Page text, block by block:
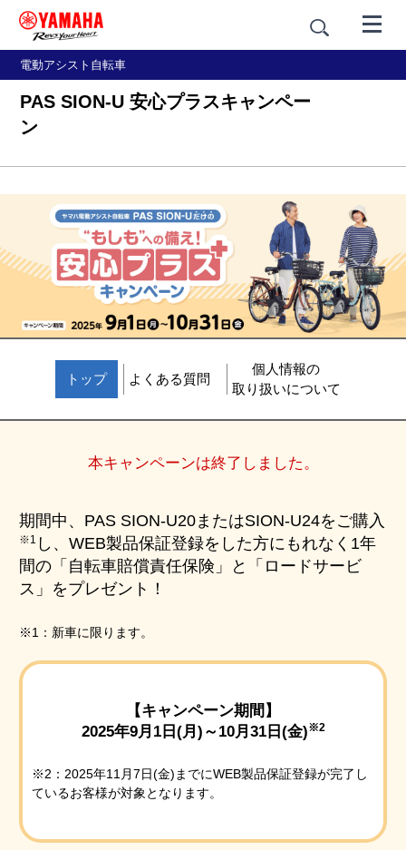
電動アシスト自転車
PAS SION-U 安心プラスキャンペー
ン
トップ よくある質問
個人情報の
取り扱いについて
本キャンペーンは終了しました。
期間中、PAS SION-U20またはSION-U24をご購入
※1 し、 WEB製品保証登録をした方にもれなく 1年
間の「自転車賠償責任保険」と「ロードサービ
ス」をプレゼント！
※1：新車に限ります。
【キャンペーン期間】
2025年9月1日(月)～10月31日(金)※2
※2：2025年11月7日(金)までにWEB製品保証登録が完了し
ているお客様が対象となります。